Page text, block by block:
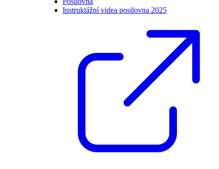
Instruktážní videa posilovna 2025